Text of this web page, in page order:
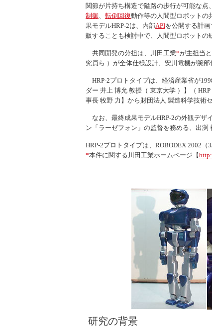
関節が片持ち構造で隘路の歩行が可能な
制御
転倒回復動作等の人間型ロボットの
果モデルHRP-2は、内部APIを公開する計
販することも検討中で、人間型ロボットの
共同開発の分担は、川田工業*が主担当
究員ら ）が全体仕様設計、安川電機が腕
HRP-2プロトタイプは、経済産業省が
ダー 井上 博允 教授（ 東京大学 ）】（ HRP
事長 牧野 力】から財団法人 製造科学技術
なお、最終成果モデルHRP-2の外観デザ
ン「ラーゼフォン」の監督を務める、出渕
HRP-2プロトタイプは、ROBODEX 2002
*本件に関する川田工業ホームページ【
研究の背景